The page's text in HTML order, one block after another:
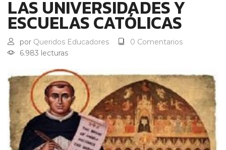
LAS UNIVERSIDADES Y
ESCUELAS CATÓLICAS
por Queridos Educadores
0 Comentarios
6.983 lecturas